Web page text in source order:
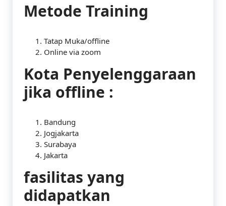
Metode Training
Tatap Muka/offline
Online via zoom
Kota Penyelenggaraan
jika offline :
Bandung
Jogjakarta
Surabaya
Jakarta
fasilitas yang
didapatkan